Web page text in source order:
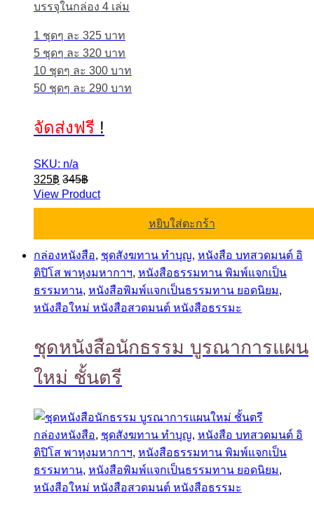
บรรจุในกล่อง 4 เล่ม
1 ชุดๆ ละ 325 บาท
5 ชุดๆ ละ 320 บาท
10 ชุดๆ ละ 300 บาท
50 ชุดๆ ละ 290 บาท
จัดส่งฟรี !
SKU: n/a
325฿ 345฿
View Product
หยิบใส่ตะกร้า
กล่องหนังสือ, ชุดสังฆทาน ทำบุญ, หนังสือ บทสวดมนต์ อิ
ติปิโส พาหุงมหากาฯ, หนังสือธรรมทาน พิมพ์แจกเป็น
ธรรมทาน, หนังสือพิมพ์แจกเป็นธรรมทาน ยอดนิยม,
หนังสือใหม่ หนังสือสวดมนต์ หนังสือธรรมะ
ชุดหนังสือนักธรรม บูรณาการแผน
ใหม่ ชั้นตรี
กล่องหนังสือ, ชุดสังฆทาน ทำบุญ, หนังสือ บทสวดมนต์ อิ
ติปิโส พาหุงมหากาฯ, หนังสือธรรมทาน พิมพ์แจกเป็น
ธรรมทาน, หนังสือพิมพ์แจกเป็นธรรมทาน ยอดนิยม,
หนังสือใหม่ หนังสือสวดมนต์ หนังสือธรรมะ